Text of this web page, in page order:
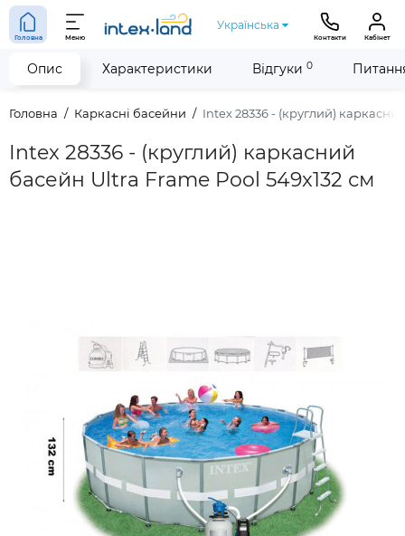
Головна Меню
Українська
Контакти Кабінет
Головна Каркасні басейни Intex 28336 - (круглий)
Intex 28336 - (круглий) каркасний
басейн Ultra Frame Pool 549x132 см
Опис Характеристики Відгуки 0